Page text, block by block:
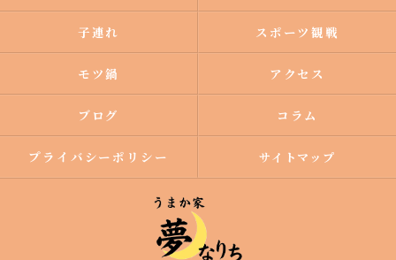
子連れ スポーツ観戦
モツ鍋 アクセス
ブログ コラム
プライバシーポリシー サイトマップ